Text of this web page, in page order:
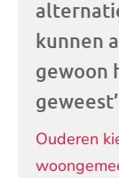
kunnen
gewoon
geweest’
Ouderen